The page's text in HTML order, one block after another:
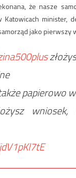
że nasze
Katowicach minister,
jako pierwszy
papierowo